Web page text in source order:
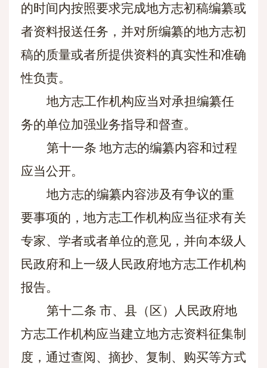
的时间内按照要求完成地方志初稿编纂或
者资料报送任务，并对所编纂的地方志初
稿的质量或者所提供资料的真实性和准确
性负责。
地方志工作机构应当对承担编纂任
务的单位加强业务指导和督查。
第十一条 地方志的编纂内容和过程
应当公开。
地方志的编纂内容涉及有争议的重
要事项的，地方志工作机构应当征求有关
专家、学者或者单位的意见，并向本级人
民政府和上一级人民政府地方志工作机构
报告。
第十二条 市、县（区）人民政府地
方志工作机构应当建立地方志资料征集制
度，通过查阅、摘抄、复制、购买等方式